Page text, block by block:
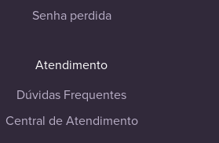
Senha perdida
Atendimento
Dúvidas Frequentes
Central de Atendimento